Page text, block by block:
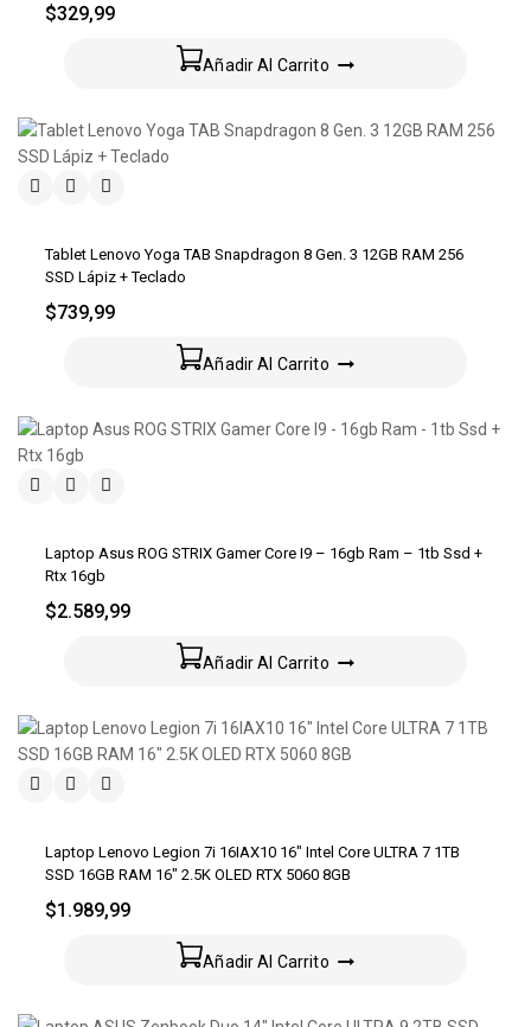
$329,99
Añadir Al Carrito
Tablet Lenovo Yoga TAB Snapdragon 8 Gen. 3 12GB RAM 256
SSD Lápiz + Teclado
$739,99
Añadir Al Carrito
Laptop Asus ROG STRIX Gamer Core I9 – 16gb Ram – 1tb Ssd +
Rtx 16gb
$2.589,99
Añadir Al Carrito
Laptop Lenovo Legion 7i 16IAX10 16″ Intel Core ULTRA 7 1TB
SSD 16GB RAM 16″ 2.5K OLED RTX 5060 8GB
$1.989,99
Añadir Al Carrito